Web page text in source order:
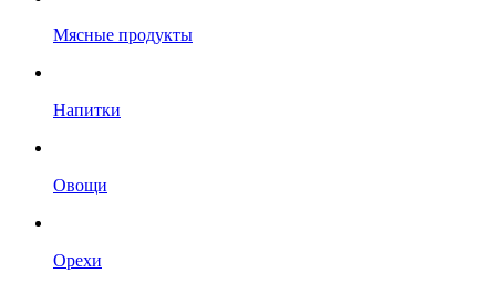
Мясные продукты
Напитки
Овощи
Орехи